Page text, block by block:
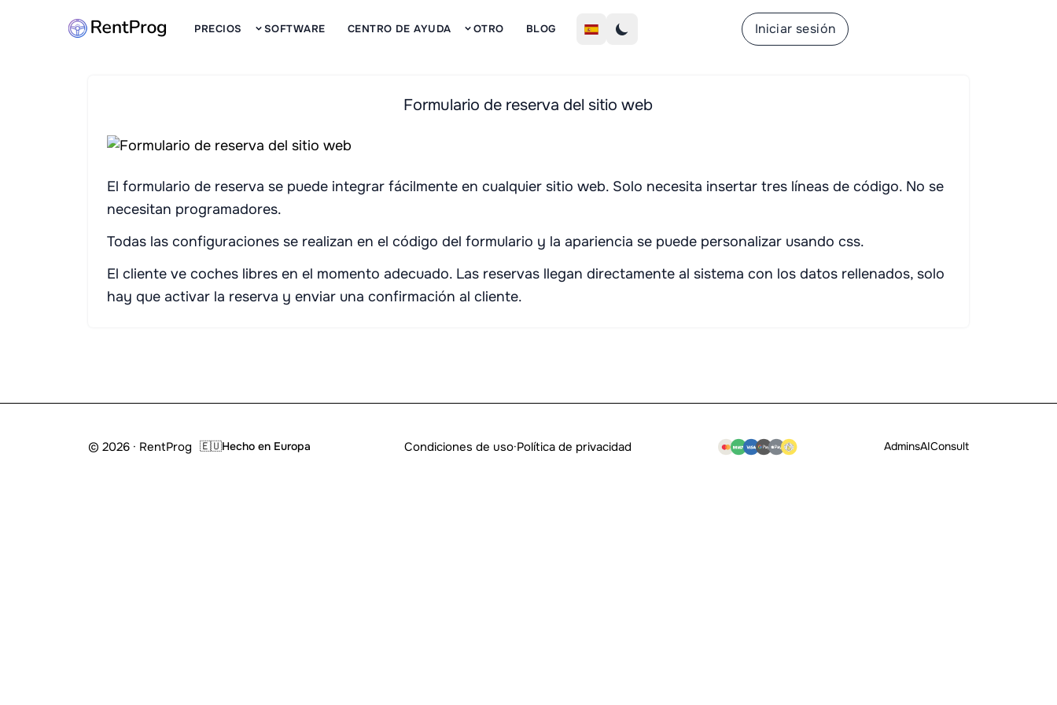
PRECIOS SOFTWARE CENTRO DE AYUDA OTRO BLOG Iniciar sesión
Formulario de reserva del sitio web
El formulario de reserva se puede integrar fácilmente en cualquier sitio web. Solo necesita insertar tres líneas de código. No se
necesitan programadores.
Todas las configuraciones se realizan en el código del formulario y la apariencia se puede personalizar usando css.
El cliente ve coches libres en el momento adecuado. Las reservas llegan directamente al sistema con los datos rellenados, solo
hay que activar la reserva y enviar una confirmación al cliente.
© 2026 · RentProg 🇪🇺Hecho en Europa Condiciones de uso·Política de privacidad AdminsAIConsult